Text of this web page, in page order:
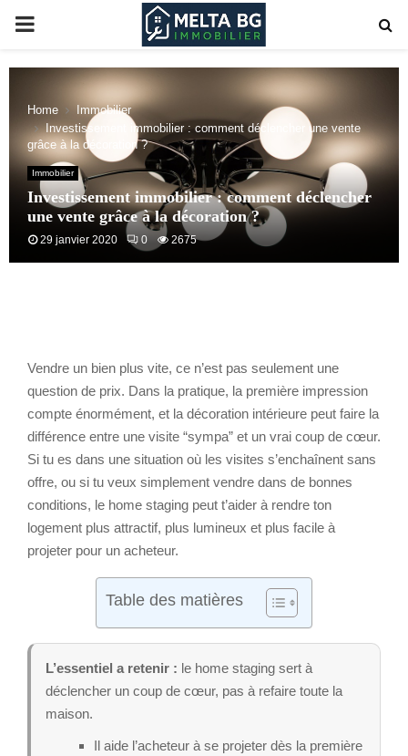
PRIMARY
MENU
Home
Immobilier
Investissement immobilier : comment déclencher une vente
grâce à la décoration ?
Immobilier
Investissement immobilier : comment déclencher
une vente grâce à la décoration ?
29 janvier 2020 0 2675
Vendre un bien plus vite, ce n’est pas seulement une
question de prix. Dans la pratique, la première impression
compte énormément, et la décoration intérieure peut faire la
différence entre une visite “sympa” et un vrai coup de cœur.
Si tu es dans une situation où les visites s’enchaînent sans
offre, ou si tu veux simplement vendre dans de bonnes
conditions, le home staging peut t’aider à rendre ton
logement plus attractif, plus lumineux et plus facile à
projeter pour un acheteur.
Table des matières
L’essentiel a retenir : le home staging sert à
déclencher un coup de cœur, pas à refaire toute la
maison.
Il aide l’acheteur à se projeter dès la première